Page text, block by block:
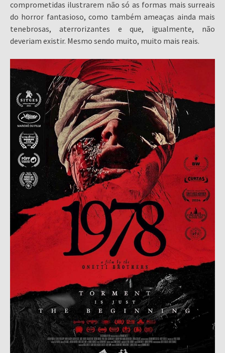
comprometidas ilustrarem não só as formas mais surreais
do horror fantasioso, como também ameaças ainda mais
tenebrosas, aterrorizantes e que, igualmente, não
deveriam existir. Mesmo sendo muito, muito mais reais.